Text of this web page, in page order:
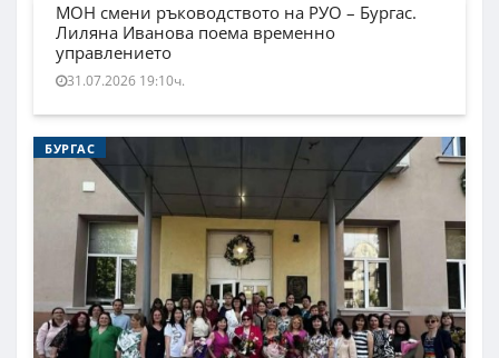
МОН смени ръководството на РУО – Бургас.
Лиляна Иванова поема временно
управлението
31.07.2026 19:10ч.
БУРГАС